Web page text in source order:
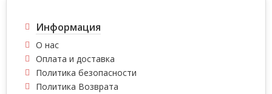
Информация
О нас
Оплата и доставка
Политика безопасности
Политика Возврата